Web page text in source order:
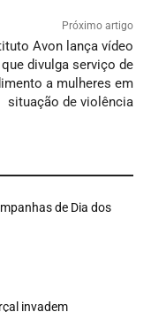
Próximo artigo
Avon lança vídeo
que divulga serviço de
a mulheres em
situação de violência
de Dia dos
invadem